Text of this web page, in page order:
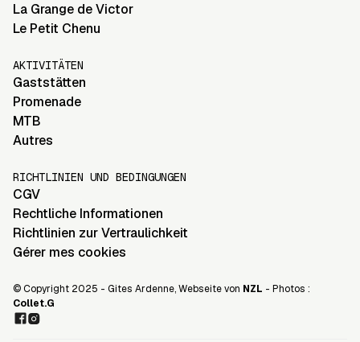
La Grange de Victor
Le Petit Chenu
AKTIVITÄTEN
Gaststätten
Promenade
MTB
Autres
RICHTLINIEN UND BEDINGUNGEN
CGV
Rechtliche Informationen
Richtlinien zur Vertraulichkeit
Gérer mes cookies
© Copyright 2025 - Gites Ardenne, Webseite von NZL - Photos :
Collet.G